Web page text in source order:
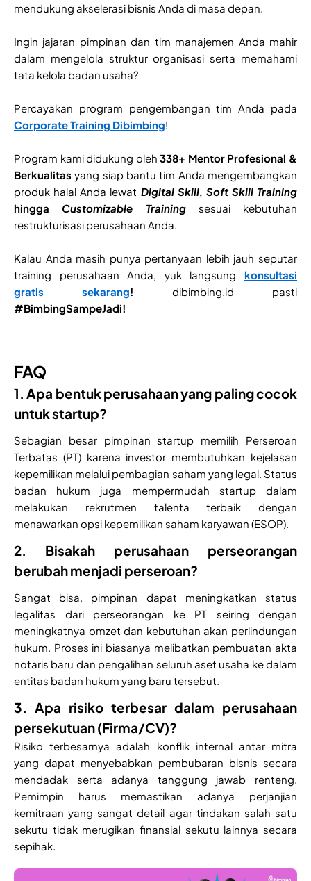
mendukung akselerasi bisnis Anda di masa depan.
Ingin jajaran pimpinan dan tim manajemen Anda mahir
dalam mengelola struktur organisasi serta memahami
tata kelola badan usaha?
Percayakan program pengembangan tim Anda pada
Corporate Training Dibimbing!
Program kami didukung oleh338+ Mentor Profesional &
Berkualitas yang siap bantu tim Anda mengembangkan
produk halal Anda lewat Digital Skill, Soft Skill Training
hingga Customizable Trainingsesuai kebutuhan
restrukturisasi perusahaan Anda.
Kalau Anda masih punya pertanyaan lebih jauh seputar
training perusahaan Anda, yuk langsung konsultasi
gratis sekarang!
dibimbing.id pasti
#BimbingSampeJadi!
FAQ
1. Apa bentuk perusahaan yang paling cocok
untuk startup?
Sebagian besar pimpinan startup memilih Perseroan
Terbatas (PT) karena investor membutuhkan kejelasan
kepemilikan melalui pembagian saham yang legal. Status
badan hukum juga mempermudah startup dalam
melakukan rekrutmen talenta terbaik dengan
menawarkan opsi kepemilikan saham karyawan (ESOP).
2. Bisakah perusahaan perseorangan
berubah menjadi perseroan?
Sangat bisa, pimpinan dapat meningkatkan status
legalitas dari perseorangan ke PT seiring dengan
meningkatnya omzet dan kebutuhan akan perlindungan
hukum. Proses ini biasanya melibatkan pembuatan akta
notaris baru dan pengalihan seluruh aset usaha ke dalam
entitas badan hukum yang baru tersebut.
3. Apa risiko terbesar dalam perusahaan
persekutuan (Firma/CV)?
Risiko terbesarnya adalah konflik internal antar mitra
yang dapat menyebabkan pembubaran bisnis secara
mendadak serta adanya tanggung jawab renteng.
Pemimpin harus memastikan adanya perjanjian
kemitraan yang sangat detail agar tindakan salah satu
sekutu tidak merugikan finansial sekutu lainnya secara
sepihak.